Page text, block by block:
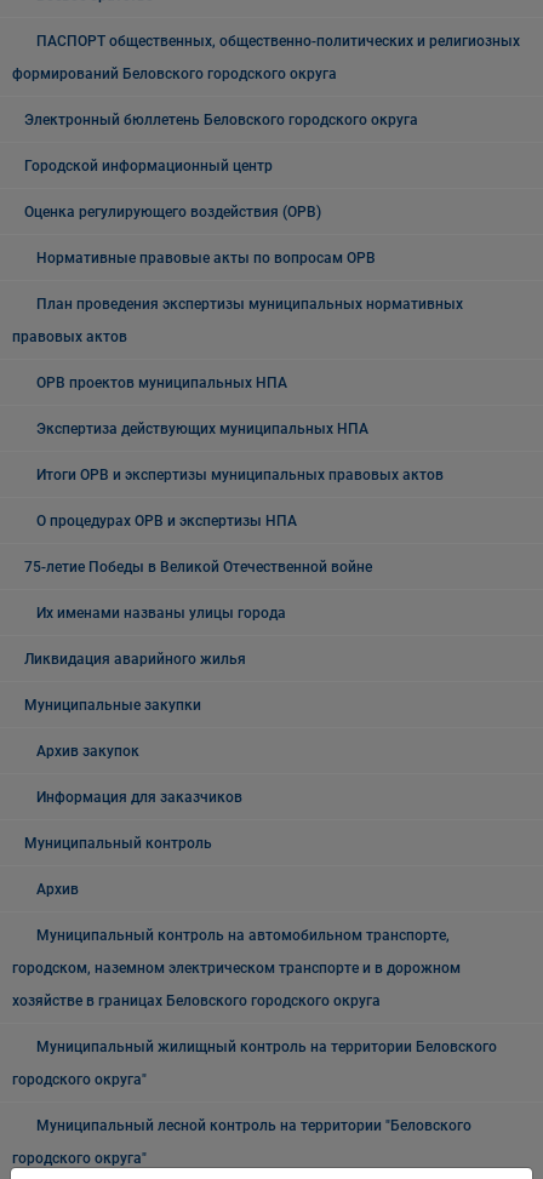
ПАСПОРТ общественных, общественно-политических и религиозных
формирований Беловского городского округа
Электронный бюллетень Беловского городского округа
Городской информационный центр
Оценка регулирующего воздействия (ОРВ)
Нормативные правовые акты по вопросам ОРВ
План проведения экспертизы муниципальных нормативных
правовых актов
ОРВ проектов муниципальных НПА
Экспертиза действующих муниципальных НПА
Итоги ОРВ и экспертизы муниципальных правовых актов
О процедурах ОРВ и экспертизы НПА
75-летие Победы в Великой Отечественной войне
Их именами названы улицы города
Ликвидация аварийного жилья
Муниципальные закупки
Архив закупок
Информация для заказчиков
Муниципальный контроль
Архив
Муниципальный контроль на автомобильном транспорте,
городском, наземном электрическом транспорте и в дорожном
хозяйстве в границах Беловского городского округа
Муниципальный жилищный контроль на территории Беловского
городского округа"
Муниципальный лесной контроль на территории "Беловского
городского округа"